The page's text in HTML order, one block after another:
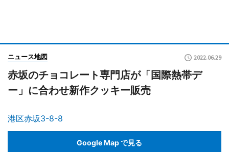
ニュース地図 2022.06.29
赤坂のチョコレート専門店が「国際熱帯デ
ー」に合わせ新作クッキー販売
港区赤坂3-8-8
Google Map で見る